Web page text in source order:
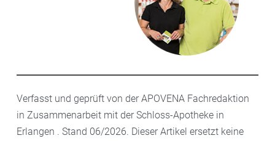
Verfasst und geprüft von der APOVENA Fachredaktion
in Zusammenarbeit mit der Schloss-Apotheke in
Erlangen . Stand 06/2026. Dieser Artikel ersetzt keine